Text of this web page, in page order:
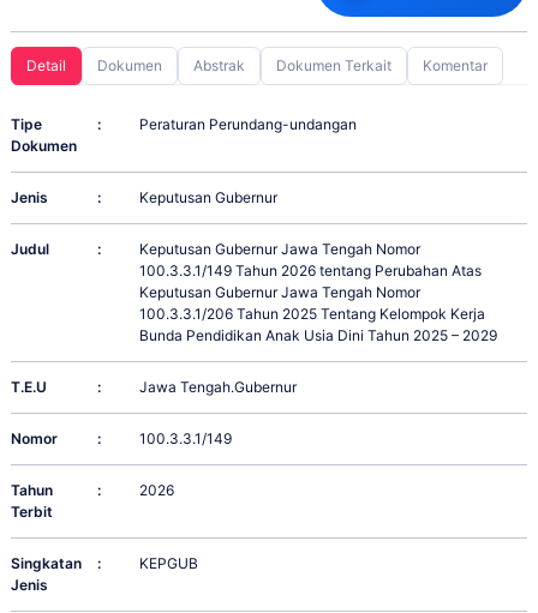
Detail Dokumen Abstrak Dokumen Terkait Komentar
Tipe
Dokumen
: Peraturan Perundang-undangan
Jenis : Keputusan Gubernur
Judul :
Keputusan Gubernur Jawa Tengah Nomor
100.3.3.1/149 Tahun 2026 tentang Perubahan Atas
Keputusan Gubernur Jawa Tengah Nomor
100.3.3.1/206 Tahun 2025 Tentang Kelompok Kerja
Bunda Pendidikan Anak Usia Dini Tahun 2025 – 2029
T.E.U : Jawa Tengah.Gubernur
Nomor : 100.3.3.1/149
Tahun
Terbit
: 2026
Singkatan
Jenis
: KEPGUB